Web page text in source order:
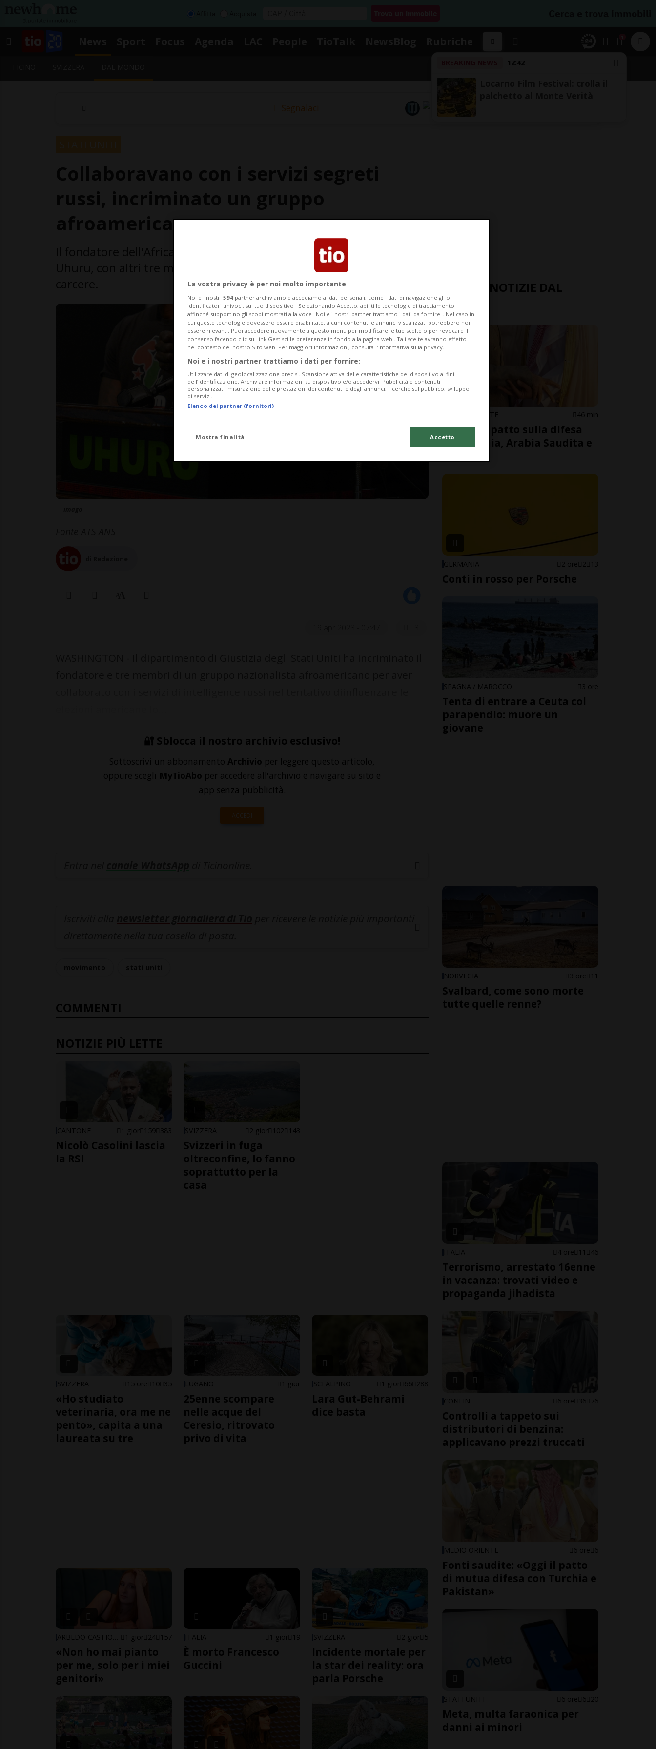
12:42
Segnalaci
afroamericano
Il fondatore dell'African People's Socialist Party e del Movimento
Uhuru, con altri tre membri del partito rischiano ora 10 anni di
🔐 Sblocca il nostro archivio esclusivo!
Sottoscrivi un abbonamento Archivio per leggere questo articolo,
oppure scegli MyTioAbo per accedere all'archivio e navigare su sito e
app senza pubblicità.
ACCEDI
COMMENTI
NOTIZIE PIÙ LETTE
CANTONE 1 gior 159 383
Nicolò Casolini lascia
la RSI
SVIZZERA 2 gior 102 143
Svizzeri in fuga
oltreconfine, lo fanno
soprattutto per la
casa
SVIZZERA 15 ore 10 35
«Ho studiato
veterinaria, ora me ne
pento», capita a una
laureata su tre
LUGANO 1 gior
25enne scompare
nelle acque del
Ceresio, ritrovato
privo di vita
SCI ALPINO 1 gior 66 288
Lara Gut-Behrami
dice basta
1 gior 24 157
«Non ho mai pianto
per me, solo per i miei
genitori»
ITALIA 1 gior 19
È morto Francesco
Guccini
SVIZZERA 2 gior 5
Incidente mortale per
la star dei reality: ora
parla Porsche
ULTIME NOTIZIE DAL
MONDO
MEDIO ORIENTE 46 min
Siglato il patto sulla difesa
tra Turchia, Arabia Saudita e
GERMANIA 2 ore 2 13
Conti in rosso per Porsche
SPAGNA / MAROCCO 3 ore
Tenta di entrare a Ceuta col
parapendio: muore un
giovane
NORVEGIA 3 ore 11
Svalbard, come sono morte
tutte quelle renne?
ITALIA 4 ore 11 46
Terrorismo, arrestato 16enne
in vacanza: trovati video e
propaganda jihadista
CONFINE 6 ore 36 76
Controlli a tappeto sui
distributori di benzina:
applicavano prezzi truccati
MEDIO ORIENTE 6 ore 6
Fonti saudite: «Oggi il patto
di mutua difesa con Turchia e
Pakistan»
STATI UNITI 6 ore 6 20
Meta, multa faraonica per
danni ai minori
La vostra privacy è per noi molto importante
Noi e i nostri 594 partner archiviamo e accediamo ai dati personali, come i dati di navigazione gli o
identificatori univoci, sul tuo dispositivo . Selezionando Accetto, abiliti le tecnologie di tracciamento
affinché supportino gli scopi mostrati alla voce "Noi e i nostri partner trattiamo i dati da fornire". Nel caso in
cui queste tecnologie dovessero essere disabilitate, alcuni contenuti e annunci visualizzati potrebbero non
essere rilevanti. Puoi accedere nuovamente a questo menu per modificare le tue scelte o per revocare il
consenso facendo clic sul link Gestisci le preferenze in fondo alla pagina web.. Tali scelte avranno effetto
nel contesto del nostro Sito web. Per maggiori informazioni, consulta l'Informativa sulla privacy.
Noi e i nostri partner trattiamo i dati per fornire:
Utilizzare dati di geolocalizzazione precisi. Scansione attiva delle caratteristiche del dispositivo ai fini
dell’identificazione. Archiviare informazioni su dispositivo e/o accedervi. Pubblicità e contenuti
personalizzati, misurazione delle prestazioni dei contenuti e degli annunci, ricerche sul pubblico, sviluppo
di servizi.
Elenco dei partner (fornitori)
Mostra finalità Accetto